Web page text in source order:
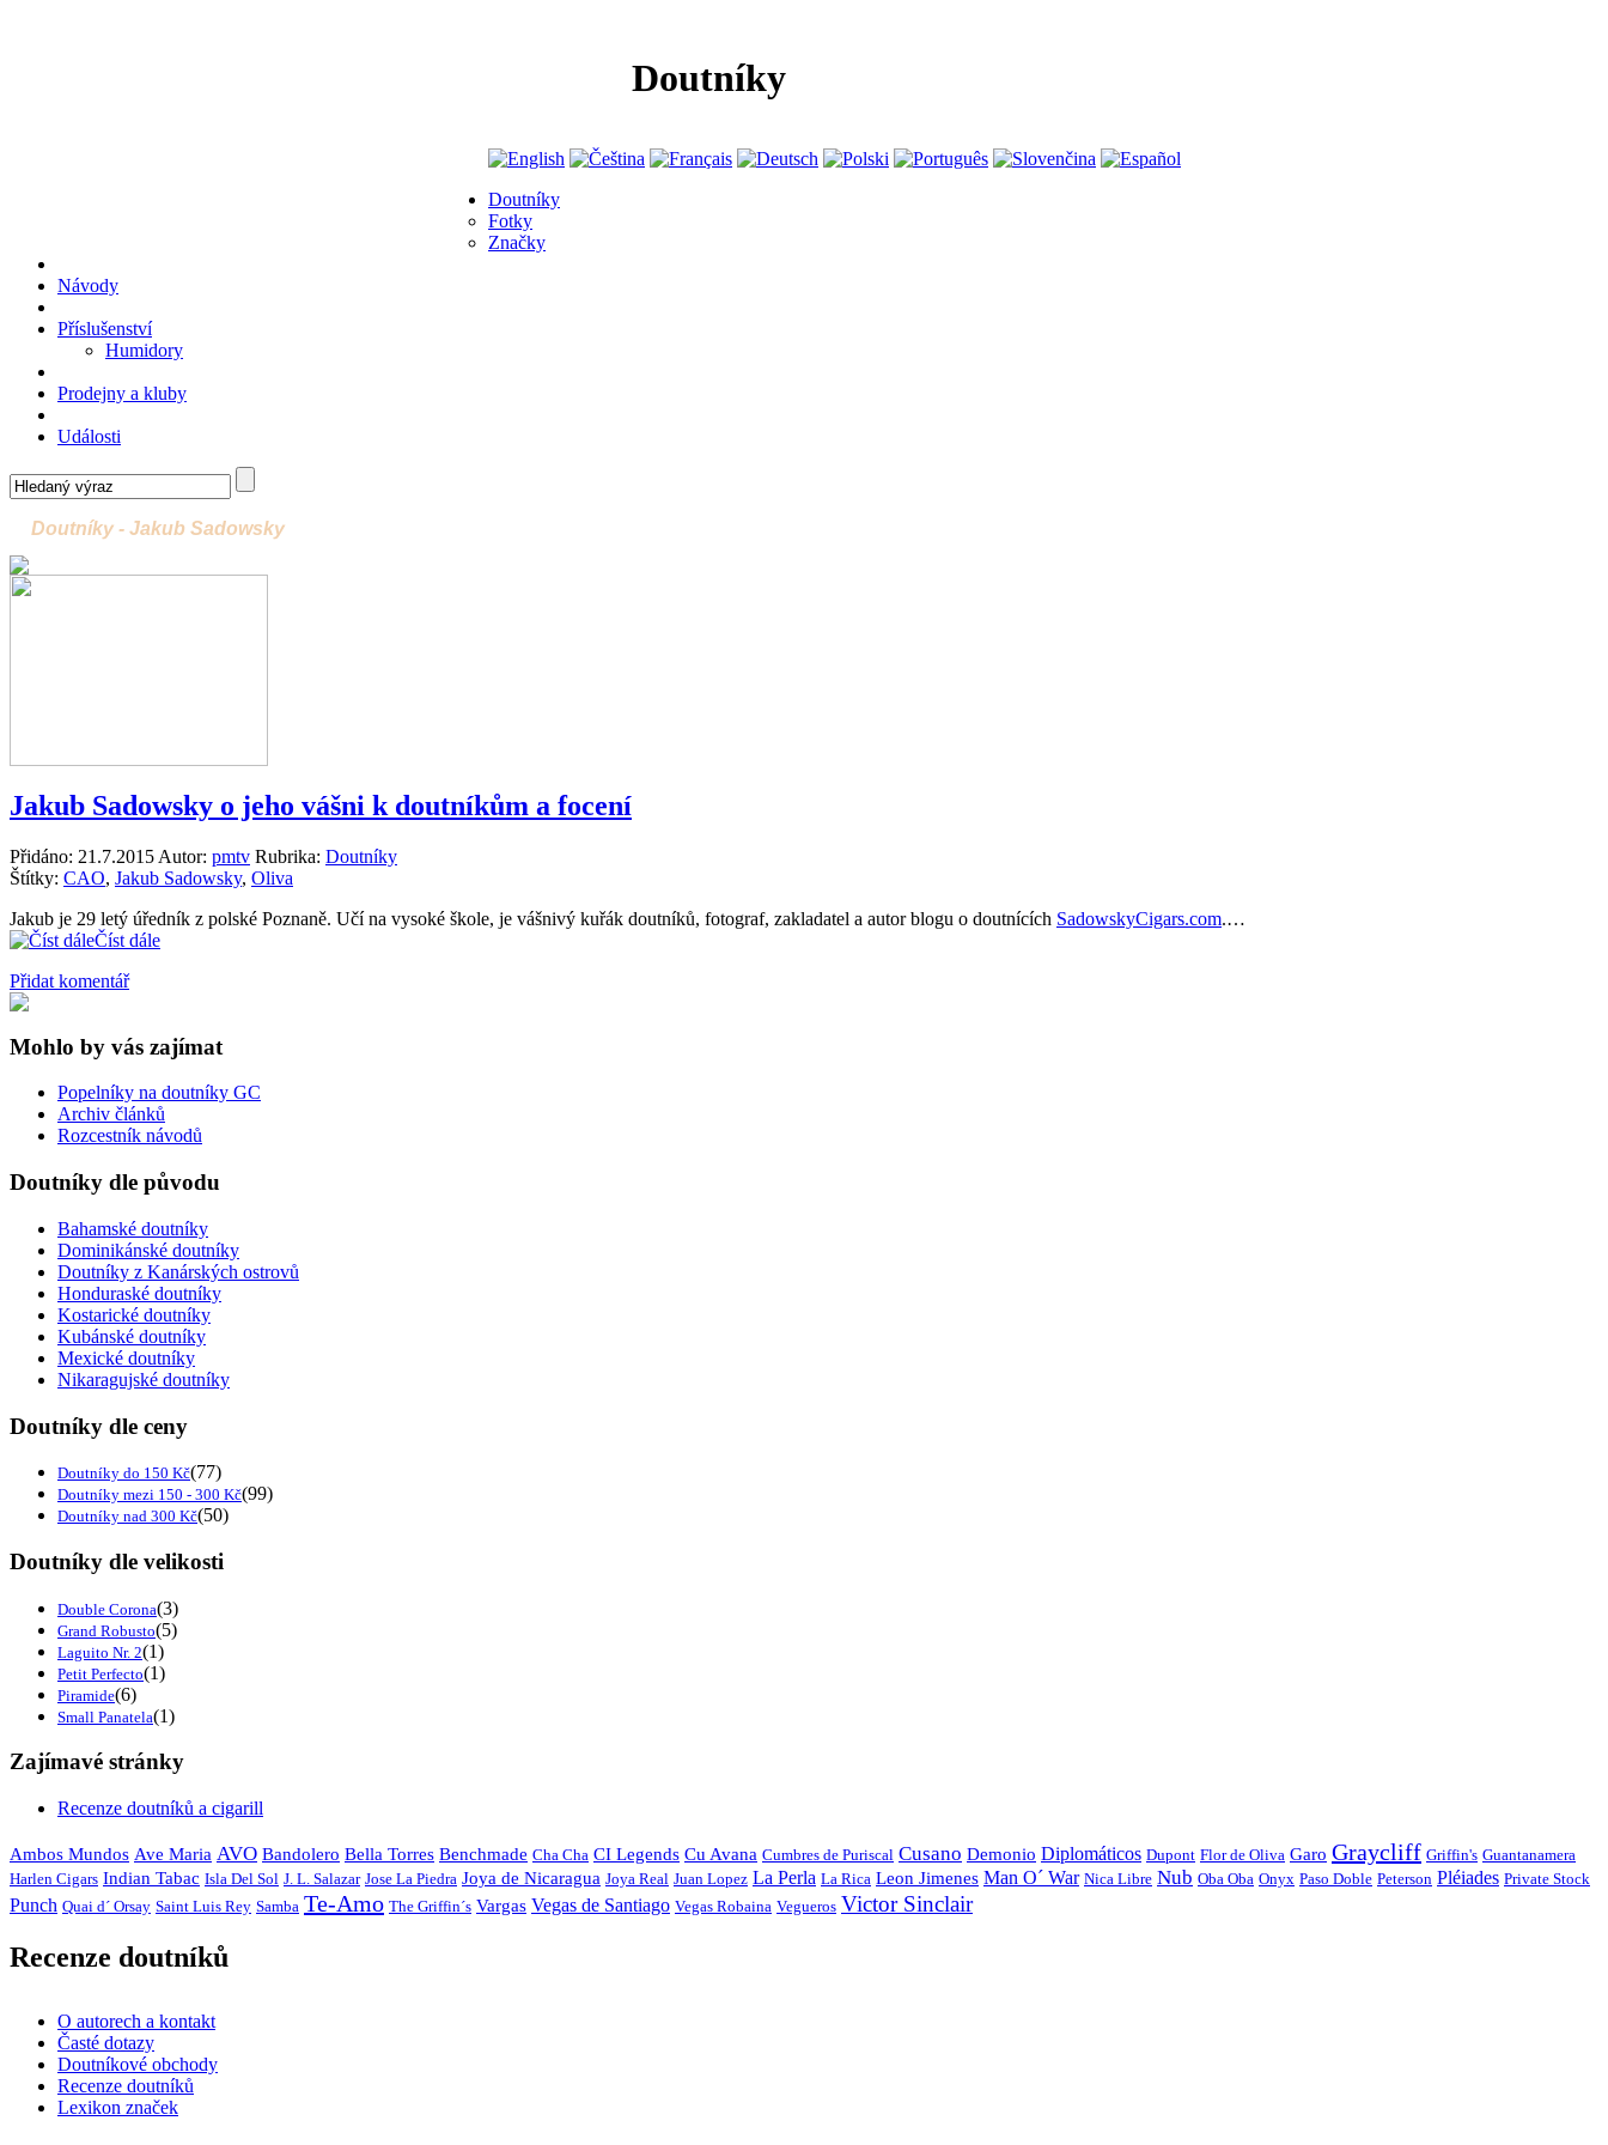
Doutníky
Doutníky
Fotky
Značky
Návody
Příslušenství
Humidory
Prodejny a kluby
Události
Doutníky - Jakub Sadowsky
Jakub Sadowsky o jeho vášni k doutníkům a focení
Přidáno: 21.7.2015 Autor: pmtv Rubrika: Doutníky
Štítky: CAO, Jakub Sadowsky, Oliva
Jakub je 29 letý úředník z polské Poznaně. Učí na vysoké škole, je vášnivý kuřák doutníků, fotograf, zakladatel a autor blogu o doutnících SadowskyCigars.com.…
Číst dále
Přidat komentář
Mohlo by vás zajímat
Popelníky na doutníky GC
Archiv článků
Rozcestník návodů
Doutníky dle původu
Bahamské doutníky
Dominikánské doutníky
Doutníky z Kanárských ostrovů
Honduraské doutníky
Kostarické doutníky
Kubánské doutníky
Mexické doutníky
Nikaragujské doutníky
Doutníky dle ceny
Doutníky do 150 Kč(77)
Doutníky mezi 150 - 300 Kč(99)
Doutníky nad 300 Kč(50)
Doutníky dle velikosti
Double Corona(3)
Grand Robusto(5)
Laguito Nr. 2(1)
Petit Perfecto(1)
Piramide(6)
Small Panatela(1)
Zajímavé stránky
Recenze doutníků a cigarill
Ambos Mundos Ave Maria AVO Bandolero Bella Torres Benchmade Cha Cha CI Legends Cu Avana Cumbres de Puriscal Cusano Demonio Diplomáticos Dupont Flor de Oliva Garo Graycliff Griffin's Guantanamera
Harlen Cigars Indian Tabac Isla Del Sol J. L. Salazar Jose La Piedra Joya de Nicaragua Joya Real Juan Lopez La Perla La Rica Leon Jimenes Man O´ War Nica Libre Nub Oba Oba Onyx Paso Doble Peterson Pléiades Private Stock
Punch Quai d´ Orsay Saint Luis Rey Samba Te-Amo The Griffin´s Vargas Vegas de Santiago Vegas Robaina Vegueros Victor Sinclair
Recenze doutníků
O autorech a kontakt
Časté dotazy
Doutníkové obchody
Recenze doutníků
Lexikon značek